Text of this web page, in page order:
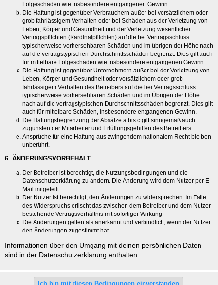
Folgeschäden wie insbesondere entgangenen Gewinn.
Die Haftung ist gegenüber Verbrauchern außer bei vorsätzlichem oder
grob fahrlässigem Verhalten oder bei Schäden aus der Verletzung von
Leben, Körper und Gesundheit und der Verletzung wesentlicher
Vertragspflichten (Kardinalpflichten) auf die bei Vertragsschluss
typischerweise vorhersehbaren Schäden und im übrigen der Höhe nach
auf die vertragstypischen Durchschnittsschäden begrenzt. Dies gilt auch
für mittelbare Folgeschäden wie insbesondere entgangenen Gewinn.
Die Haftung ist gegenüber Unternehmern außer bei der Verletzung von
Leben, Körper und Gesundheit oder vorsätzlichem oder grob
fahrlässigem Verhalten des Betreibers auf die bei Vertragsschluss
typischerweise vorhersehbaren Schäden und im Übrigen der Höhe
nach auf die vertragstypischen Durchschnittsschäden begrenzt. Dies gilt
auch für mittelbare Schäden, insbesondere entgangenen Gewinn.
Die Haftungsbegrenzung der Absätze a bis c gilt sinngemäß auch
zugunsten der Mitarbeiter und Erfüllungsgehilfen des Betreibers.
Ansprüche für eine Haftung aus zwingendem nationalem Recht bleiben
unberührt.
6. ÄNDERUNGSVORBEHALT
Der Betreiber ist berechtigt, die Nutzungsbedingungen und die
Datenschutzerklärung zu ändern. Die Änderung wird dem Nutzer per E-
Mail mitgeteilt.
Der Nutzer ist berechtigt, den Änderungen zu widersprechen. Im Falle
des Widerspruchs erlischt das zwischen dem Betreiber und dem Nutzer
bestehende Vertragsverhältnis mit sofortiger Wirkung.
Die Änderungen gelten als anerkannt und verbindlich, wenn der Nutzer
den Änderungen zugestimmt hat.
Informationen über den Umgang mit deinen persönlichen Daten
sind in der Datenschutzerklärung enthalten.